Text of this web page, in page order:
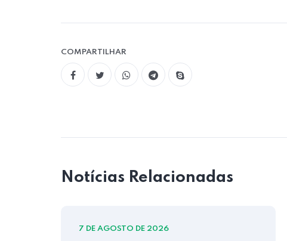
COMPARTILHAR
Notícias Relacionadas
7 DE AGOSTO DE 2026